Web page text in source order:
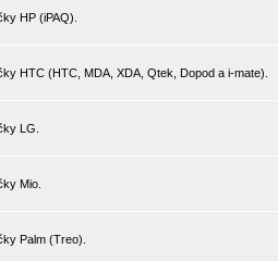
HP (iPAQ).
HTC (HTC, MDA, XDA, Qtek, Dopod a i-mate).
LG.
Mio.
Palm (Treo).